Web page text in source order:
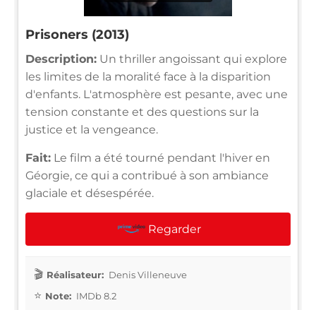
Prisoners (2013)
Description: Un thriller angoissant qui explore
les limites de la moralité face à la disparition
d'enfants. L'atmosphère est pesante, avec une
tension constante et des questions sur la
justice et la vengeance.
Fait: Le film a été tourné pendant l'hiver en
Géorgie, ce qui a contribué à son ambiance
glaciale et désespérée.
Regarder
Réalisateur: Denis Villeneuve
Note: IMDb 8.2